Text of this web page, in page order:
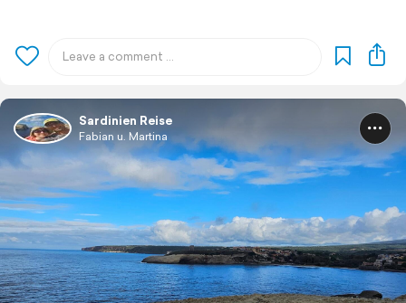
Sardinien Reise
Fabian u. Martina